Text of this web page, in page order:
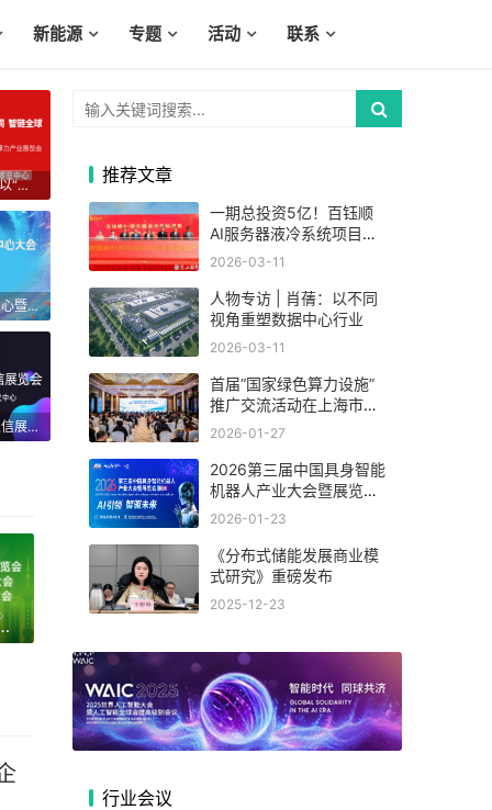
新能源 专题 活动 联系
通信展览会
CDCE2026数据中心展以“算电协同”重构全球算力供应链
2026ODCC开放数据中心暨算博会
2026年中国国际信息通信展览会
心产业展览会
推荐文章
一期总投资5亿！百钰顺
AI服务器液冷系统项目在
昆山巴城投产
2026-03-11
人物专访 | 肖蒨：以不同
视角重塑数据中心行业
2026-03-11
首届“国家绿色算力设施”
推广交流活动在上海市举
办
2026-01-27
2026第三届中国具身智能
机器人产业大会暨展览会
(杭州)
2026-01-23
《分布式储能发展商业模
式研究》重磅发布
2025-12-23
行业会议